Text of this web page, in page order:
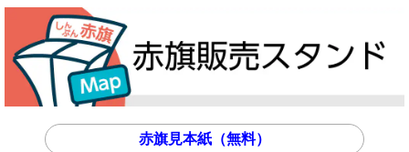
赤旗見本紙（無料）